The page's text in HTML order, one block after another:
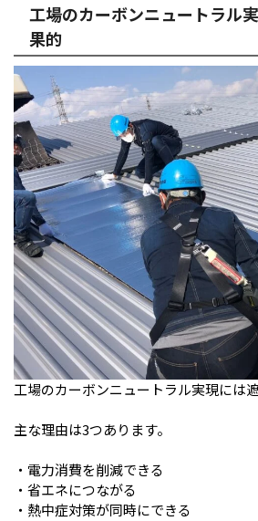
工場のカーボンニュートラル
果的
工場のカーボンニュートラル実現には
主な理由は3つあります。
・電力消費を削減できる
・省エネにつながる
・熱中症対策が同時にできる